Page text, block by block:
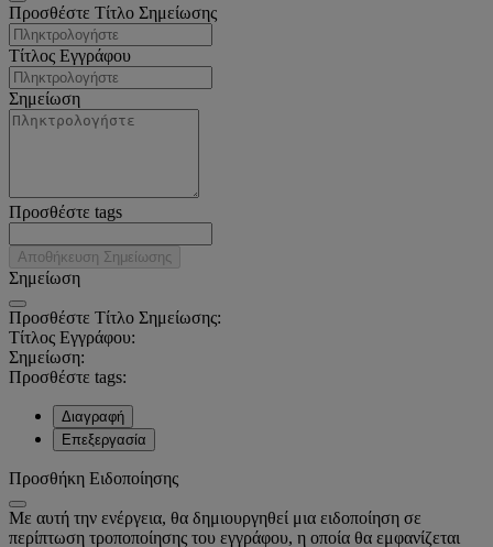
Προσθέστε Τίτλο Σημείωσης
Τίτλος Εγγράφου
Σημείωση
Προσθέστε tags
Αποθήκευση Σημείωσης
Σημείωση
Προσθέστε Τίτλο Σημείωσης:
Τίτλος Εγγράφου:
Σημείωση:
Προσθέστε tags:
Διαγραφή
Επεξεργασία
Προσθήκη Ειδοποίησης
Με αυτή την ενέργεια, θα δημιουργηθεί μια ειδοποίηση σε
περίπτωση τροποποίησης του εγγράφου, η οποία θα εμφανίζεται